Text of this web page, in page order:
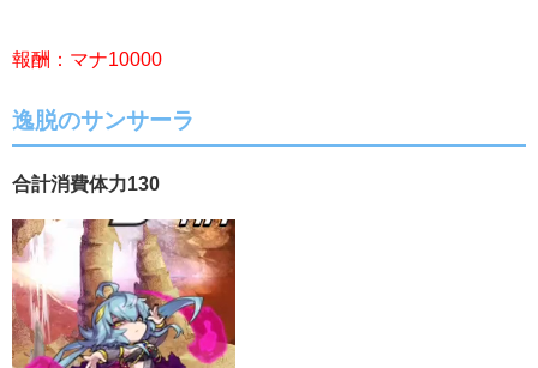
報酬：マナ10000
逸脱のサンサーラ
合計消費体力130